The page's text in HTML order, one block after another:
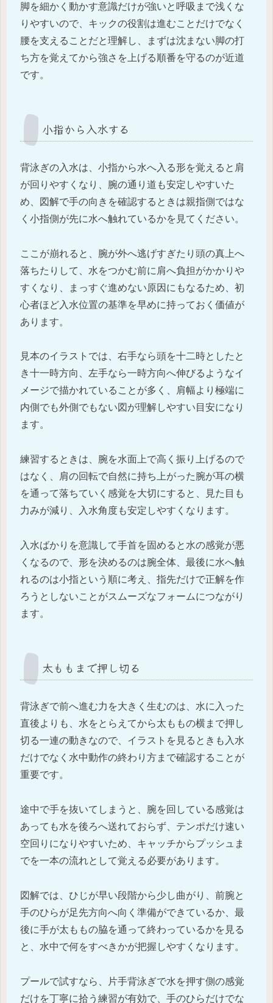
脚を細かく動かす意識だけが強いと呼吸まで浅くな
りやすいので、キックの役割は進むことだけでなく
腰を支えることだと理解し、まずは沈まない脚の打
ち方を覚えてから強さを上げる順番を守るのが近道
です。
小指から入水する
背泳ぎの入水は、小指から水へ入る形を覚えると肩
が回りやすくなり、腕の通り道も安定しやすいた
め、図解で手の向きを確認するときは親指側ではな
く小指側が先に水へ触れているかを見てください。
ここが崩れると、腕が外へ逃げすぎたり頭の真上へ
落ちたりして、水をつかむ前に肩へ負担がかかりや
すくなり、まっすぐ進めない原因にもなるため、初
心者ほど入水位置の基準を早めに持っておく価値が
あります。
見本のイラストでは、右手なら頭を十二時としたと
き十一時方向、左手なら一時方向へ伸びるようなイ
メージで描かれていることが多く、肩幅より極端に
内側でも外側でもない図が理解しやすい目安になり
ます。
練習するときは、腕を水面上で高く振り上げるので
はなく、肩の回転で自然に持ち上がった腕が耳の横
を通って落ちていく感覚を大切にすると、見た目も
力みが減り、入水角度も安定しやすくなります。
入水ばかりを意識して手首を固めると水の感覚が悪
くなるので、形を決めるのは腕全体、最後に水へ触
れるのは小指という順に考え、指先だけで正解を作
ろうとしないことがスムーズなフォームにつながり
ます。
太ももまで押し切る
背泳ぎで前へ進む力を大きく生むのは、水に入った
直後よりも、水をとらえてから太ももの横まで押し
切る一連の動きなので、イラストを見るときも入水
だけでなく水中動作の終わり方まで確認することが
重要です。
途中で手を抜いてしまうと、腕を回している感覚は
あっても水を後ろへ送れておらず、テンポだけ速い
空回りになりやすいため、キャッチからプッシュま
でを一本の流れとして覚える必要があります。
図解では、ひじが早い段階から少し曲がり、前腕と
手のひらが足先方向へ向く準備ができているか、最
後に手が太ももの脇を通って終わっているかを見る
と、水中で何をすべきかが把握しやすくなります。
プールで試すなら、片手背泳ぎで水を押す側の感覚
だけを丁寧に拾う練習が有効で、手のひらだけでな